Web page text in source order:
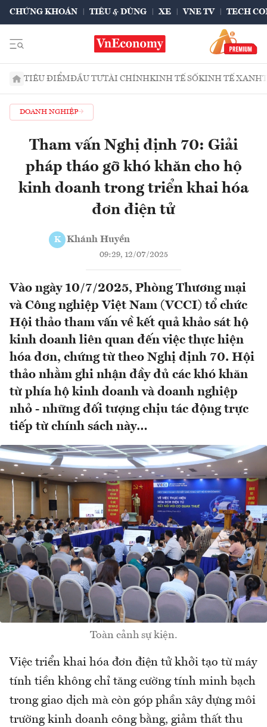
CHỨNG KHOÁN TIÊU & DÙNG XE VNE TV TECH
TIÊU ĐIỂMĐẦU TƯTÀI CHÍNHKINH TẾ SỐKINH TẾ XANH
DOANH NGHIỆP
Tham vấn Nghị định 70: Giải
pháp tháo gỡ khó khăn cho hộ
kinh doanh trong triển khai hóa
đơn điện tử
K Khánh Huyền
09:29, 12/07/2025
Vào ngày 10/7/2025, Phòng Thương mại
và Công nghiệp Việt Nam (VCCI) tổ chức
Hội thảo tham vấn về kết quả khảo sát hộ
kinh doanh liên quan đến việc thực hiện
hóa đơn, chứng từ theo Nghị định 70. Hội
thảo nhằm ghi nhận đầy đủ các khó khăn
từ phía hộ kinh doanh và doanh nghiệp
nhỏ - những đối tượng chịu tác động trực
tiếp từ chính sách này…
Toàn cảnh sự kiện.
Việc triển khai hóa đơn điện tử khởi tạo từ máy
tính tiền không chỉ tăng cường tính minh bạch
trong giao dịch mà còn góp phần xây dựng môi
trường kinh doanh công bằng, giảm thất thu